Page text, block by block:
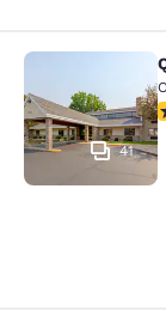
Quality
41